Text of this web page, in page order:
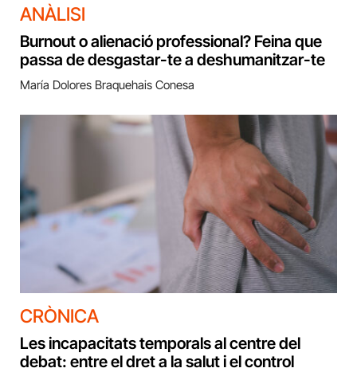
ANÀLISI
Burnout o alienació professional? Feina que
passa de desgastar-te a deshumanitzar-te
María Dolores Braquehais Conesa
CRÒNICA
Les incapacitats temporals al centre del
debat: entre el dret a la salut i el control